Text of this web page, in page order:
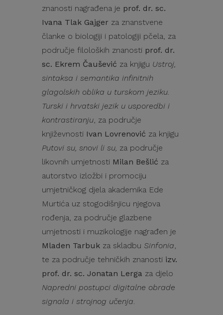
znanosti nagrađena je prof. dr. sc.
Ivana Tlak Gajger za znanstvene
članke o biologiji i patologiji pčela, za
područje filoloških znanosti prof. dr.
sc. Ekrem Čaušević za knjigu Ustroj,
sintaksa i semantika infinitnih
glagolskih oblika u turskom jeziku.
Turski i hrvatski jezik u usporedbi i
kontrastiranju, za područje
književnosti Ivan Lovrenović za knjigu
Putovi su, snovi li su, za područje
likovnih umjetnosti Milan Bešlić za
autorstvo izložbi i promociju
umjetničkog djela akademika Ede
Murtića uz stogodišnjicu njegova
rođenja, za područje glazbene
umjetnosti i muzikologije nagrađen je
Mladen Tarbuk za skladbu Sinfonia,
te za područje tehničkih znanosti izv.
prof. dr. sc. Jonatan Lerga za djelo
Napredni postupci digitalne obrade
signala i strojnog učenja.